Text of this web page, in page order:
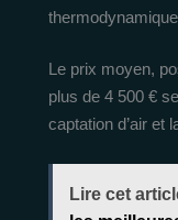
Le prix moyen,
plus de 4 500 €
captation d’air et
Lire cet